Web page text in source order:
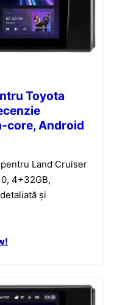
Toyota
core, Android
Land Cruiser
4+32GB,
și